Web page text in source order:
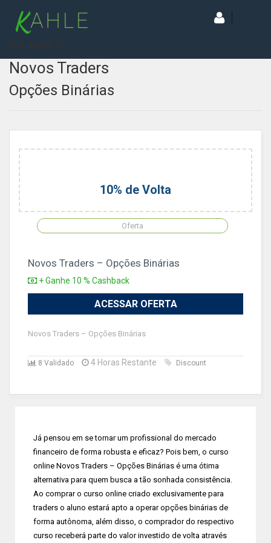
Novos Traders
Opções Binárias
10% de Volta
Oferta
Novos Traders – Opções Binárias
+ Ganhe 10 % Cashback
ACESSAR OFERTA
Novos Traders – Opções Binárias
8 Validado 4 Horas Restante Discount
Já pensou em se tornar um profissional do mercado
financeiro de forma robusta e eficaz? Pois bem, o curso
online Novos Traders – Opções Binárias é uma ótima
alternativa para quem busca a tão sonhada consistência.
Ao comprar o curso online criado exclusivamente para
traders o aluno estará apto a operar opções binárias de
forma autônoma, além disso, o comprador do respectivo
curso receberá parte do valor investido de volta através